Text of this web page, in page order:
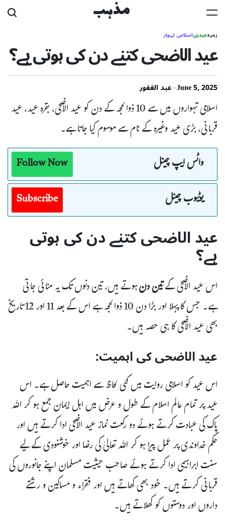
Skip
content
مذہب
زمرہعیدیناسلامی تہوار
عید الاضحی کتنے دن کی ہوتی ہے؟
June 5, 2025 عبد الغفور
اسلامی تہواروں میں سے 10 ذوالحجہ کے دن کو عید الاضحی، بقرہ عید، عید
قربانی، بڑی عید وغیرہ کے نام سے موسوم کیا جاتا ہے۔
واٹس ایپ چینل
Follow Now
یوٹیوب چینل
Subscribe
عید الاضحی کتنے دن کی ہوتی
ہے؟
اس عید الاضحی کےتین دنہوتے ہیں، تین دنوں تک یہ منائی جاتی
ہے۔ جس کا پہلا اور بڑا دن 10 ذوالحجہ ہے اس کے بعد 11 اور 12 تاریخ
بھی عید الاضحی کا ہی حصہ ہیں۔
عید الاضحی کی اہمیت:
اس عید کو اسلامی روایت میں کئی لحاظ سے اہمیت حاصل ہے۔ اس
عید پر تمام عالم اسلام کے طول و عرض میں اہل ایمان جمع ہو کر اللہ
پاک کی عبادت کرتے ہوئے دو رکعت نماز عید الاضحی ادا کرتے ہیں اور
حکم خداوندی پر عمل پیرا ہو کر اللہ تعالیٰ کی رضا اور خوشنودی کے لیے
سنت ابراہیمی ادا کرتے ہوئے صاحب حیثیت مسلمان اپنے جانوروں کی
قربانی کرتے ہیں۔ خود بھی کھاتے ہیں اور فقراء و مساکین و رشتے
داروں اور دوستوں کو کھلاتے ہیں۔